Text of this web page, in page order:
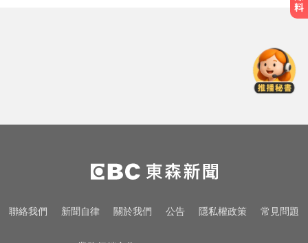
蔡裕昌罹癌 享壽71歲
隔夜菜藏致命危機？醫揭預防食物
中毒關鍵
千金股跌落神壇！國巨收540元 分
聯絡我們 新聞自律 關於我們 公告 隱私權政策 常見問題